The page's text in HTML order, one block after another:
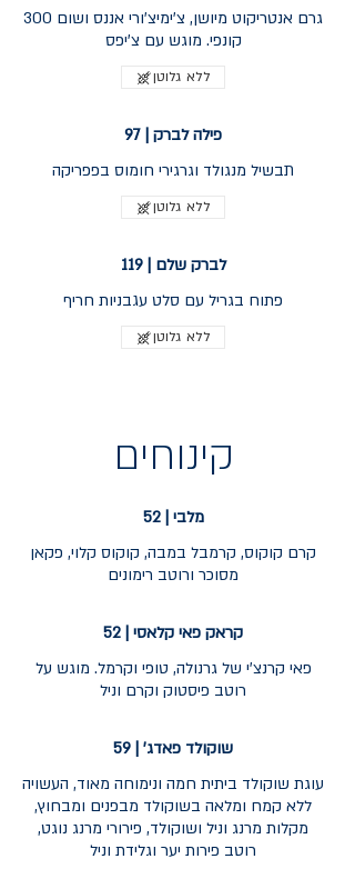
300 גרם אנטריקוט מיושן, צ'ימיצ'ורי אננס ושום
קונפי. מוגש עם צ'יפס
ללא גלוטן
פילה לברק | 97
תבשיל מנגולד וגרגירי חומוס בפפריקה
ללא גלוטן
לברק שלם | 119
פתוח בגריל עם סלט עגבניות חריף
ללא גלוטן
קינוחים
מלבי | 52
קרם קוקוס, קרמבל במבה, קוקוס קלוי, פקאן
קראק פאי קלאסי | 52
פאי קרנצ'י של גרנולה, טופי וקרמל. מוגש על
רוטב פיסטוק וקרם וניל
שוקולד פאדג' | 59
עוגת שוקולד ביתית חמה ונימוחה מאוד, העשויה
ללא קמח ומלאה בשוקולד מבפנים ומבחוץ,
מקלות מרנג וניל ושוקולד, פירורי מרנג נוגט,
רוטב פירות יער וגלידת וניל